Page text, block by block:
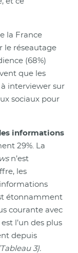
la France
le réseautage
(68%)
que les
interviewer sur
sociaux pour
informations
29%. La
n’est
les
étonnamment
courante avec
l’un des plus
depuis
3).